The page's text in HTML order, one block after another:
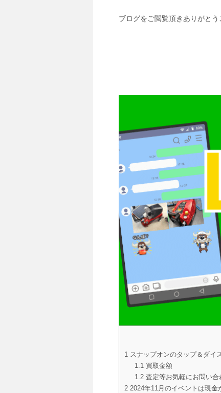
ブログをご閲覧頂きありがとう
1 スナップオンのタップ＆ダイ
1.1買取金額
1.2査定等お気軽にお問い合
2 2024年11月のイベントは現金